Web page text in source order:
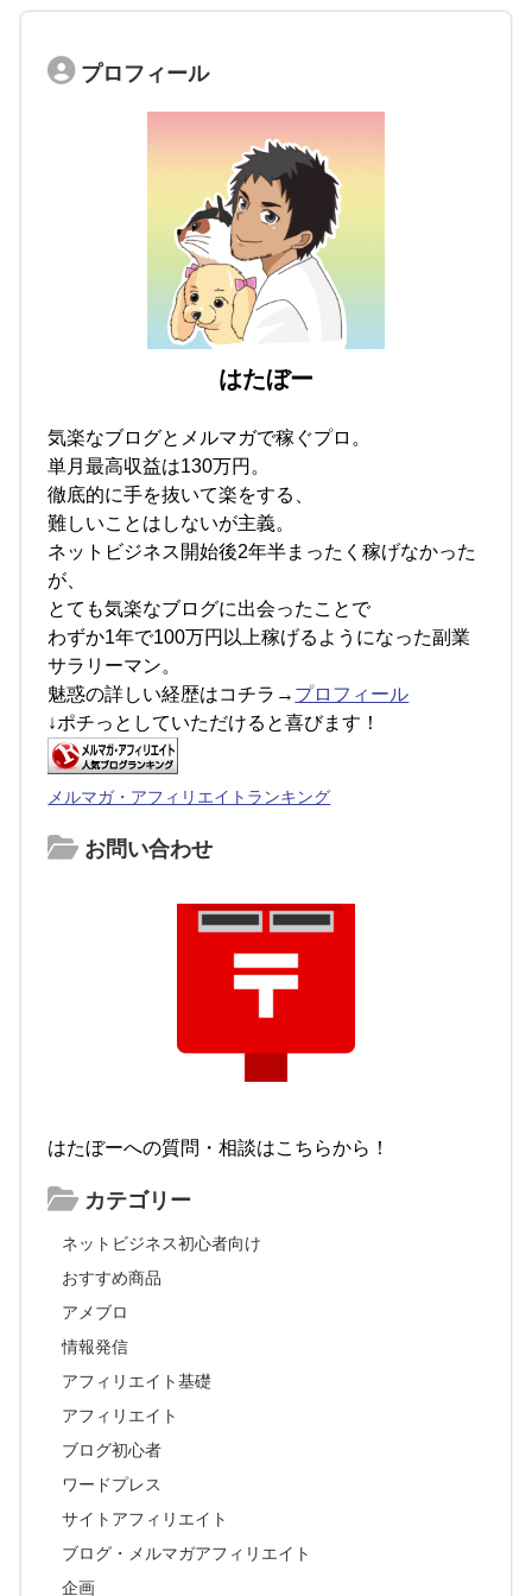
プロフィール
はたぼー
気楽なブログとメルマガで稼ぐプロ。
単月最高収益は130万円。
徹底的に手を抜いて楽をする、
難しいことはしないが主義。
ネットビジネス開始後2年半まったく稼げなかった
が、
とても気楽なブログに出会ったことで
わずか1年で100万円以上稼げるようになった副業
サラリーマン。
魅惑の詳しい経歴はコチラ→ プロフィール
↓ポチっとしていただけると喜びます！
メルマガ・アフィリエイトランキング
お問い合わせ
はたぼーへの質問・相談はこちらから！
カテゴリー
ネットビジネス初心者向け
おすすめ商品
アメブロ
情報発信
アフィリエイト基礎
アフィリエイト
ブログ初心者
ワードプレス
サイトアフィリエイト
ブログ・メルマガアフィリエイト
企画